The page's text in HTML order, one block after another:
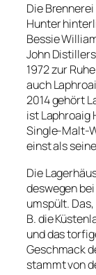
Die
Hunter
Bessie
John
1972 zur
auch
2014 gehört
ist Laphroaig
Single-Malt-
einst als
Die
deswegen
umspült.
B. die
und das
Geschmack
stammt von